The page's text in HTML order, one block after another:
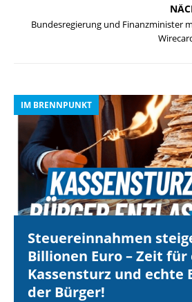
Bundesregierung und Finanzminister
IM BRENNPUNKT
Steuereinnahmen
Billionen Euro – Zeit für
Kassensturz und echte
der Bürger!